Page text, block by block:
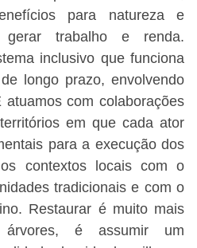
para natureza e
trabalho e renda.
inclusivo que funciona
longo prazo, envolvendo
com colaborações
em que cada ator
para a execução dos
contextos locais com o
tradicionais e com o
Restaurar é muito mais
é assumir um